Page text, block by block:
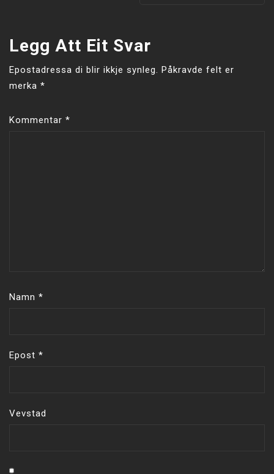
Legg Att Eit Svar
Epostadressa di blir ikkje synleg. Påkravde felt er
merka *
Kommentar *
Namn *
Epost *
Vevstad